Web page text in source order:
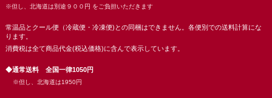
※但し、北海道は別途９００円 をご負担いただきます
常温品とクール便（冷蔵便・冷凍便)との同梱はできません。各便別での送料計算にな
ります。
消費税は全て商品代金(税込価格)に含んで表示しています。
◆通常送料 全国一律1050円
※但し、北海道は1950円